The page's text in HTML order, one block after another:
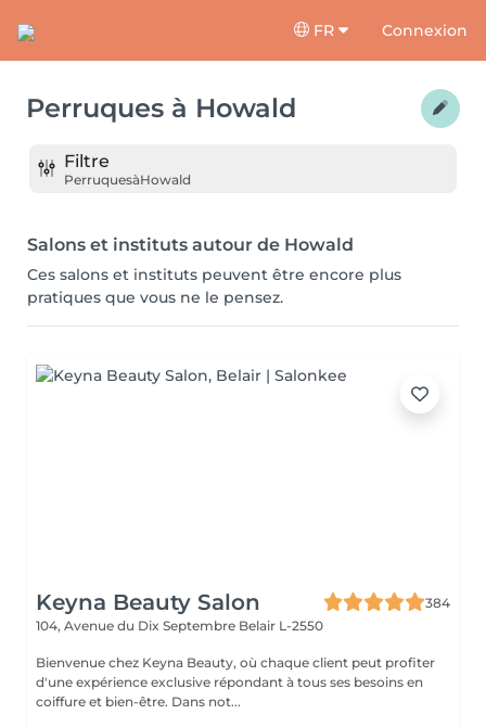
FR Connexion
Perruques à Howald
Filtre
PerruquesàHowald
Salons et instituts autour de Howald
Ces salons et instituts peuvent être encore plus
pratiques que vous ne le pensez.
Keyna Beauty Salon
384
104, Avenue du Dix Septembre Belair L-2550
Bienvenue chez Keyna Beauty, où chaque client peut profiter
d'une expérience exclusive répondant à tous ses besoins en
coiffure et bien-être. Dans not...